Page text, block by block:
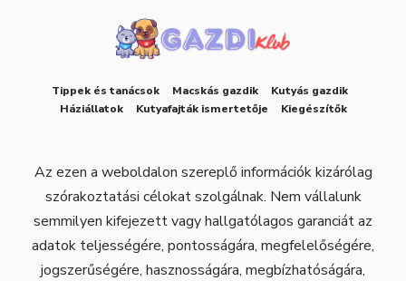
Tippek és tanácsok Macskás gazdik
Kutyás gazdik
Háziállatok
Kutyafajták ismertetője Kiegészítők
Az ezen a weboldalon szereplő információk kizárólag
szórakoztatási célokat szolgálnak. Nem vállalunk
semmilyen kifejezett vagy hallgatólagos garanciát az
adatok teljességére, pontosságára, megfelelőségére,
jogszerűségére, hasznosságára, megbízhatóságára,